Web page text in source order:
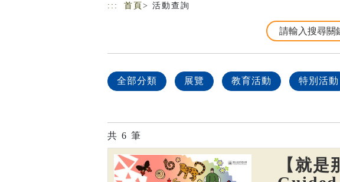
::: 首頁 > 活動查詢
全部分類 展覽 教育活動 特別活動
共 6 筆
【就